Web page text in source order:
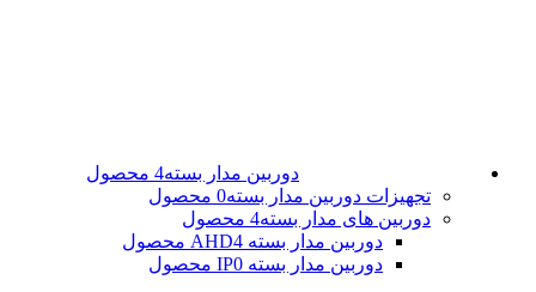
دوربین مدار بسته4 محصول
تجهیزات دوربین مدار بسته0 محصول
دوربین های مدار بسته4 محصول
دوربین مدار بسته AHD 4 محصول
دوربین مدار بسته IP 0 محصول